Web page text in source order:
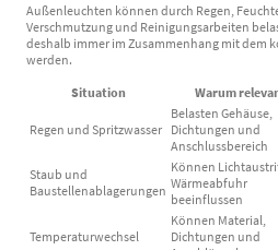
Außenleuchten können durch Regen,
Verschmutzung und Reinigungsarbeiten
deshalb immer im Zusammenhang mit dem
werden.
Situation Warum
Regen und Spritzwasser
Belasten Gehäuse,
Dichtungen und
Anschlussbereich
Staub und
Baustellenablagerungen
Können
Wärmeabfuhr
beeinflussen
Temperaturwechsel
Können Material,
Dichtungen und